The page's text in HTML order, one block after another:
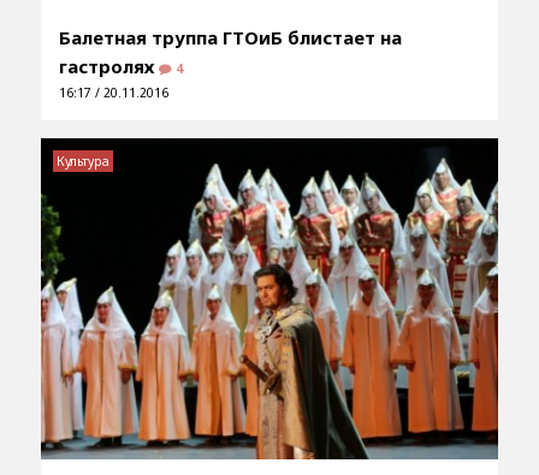
Балетная труппа ГТОиБ блистает на
гастролях
4
16:17 / 20.11.2016
Культура